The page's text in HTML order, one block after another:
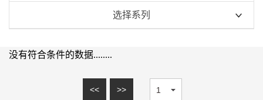
10mm系列
选择系列
木纹砖系列
没有符合条件的数据........
<< >>